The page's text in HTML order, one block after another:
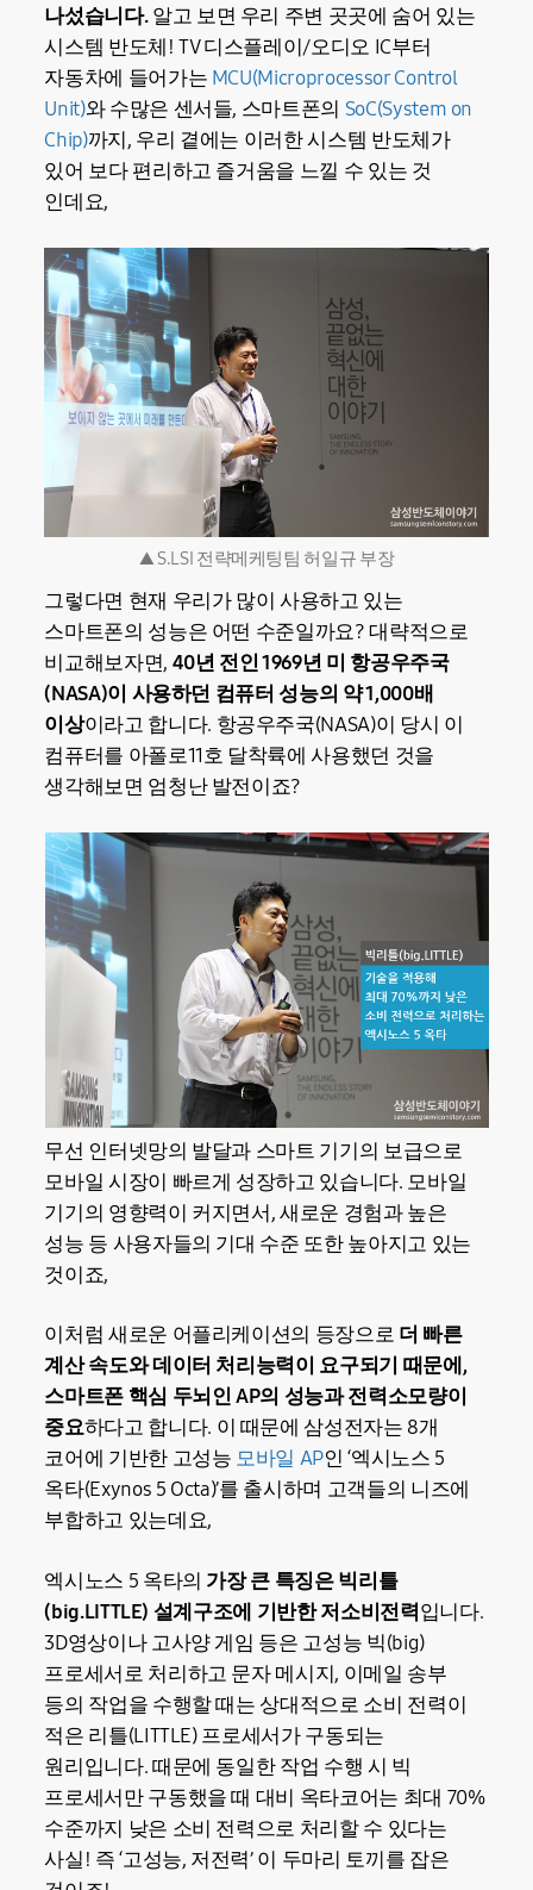
나섰습니다.알고 보면 우리 주변 곳곳에 숨어 있는
시스템 반도체! TV 디스플레이/오디오 IC부터
자동차에 들어가는 MCU(Microprocessor Control
Unit)와 수많은 센서들, 스마트폰의 SoC(System on
Chip)까지, 우리 곁에는 이러한 시스템 반도체가
있어 보다 편리하고 즐거움을 느낄 수 있는 것
인데요,
▲ S.LSI 전략메케팅팀 허일규 부장
그렇다면 현재 우리가 많이 사용하고 있는
스마트폰의 성능은 어떤 수준일까요? 대략적으로
비교해보자면, 40년 전인 1969년 미 항공우주국
(NASA)이 사용하던 컴퓨터 성능의 약 1,000배
이상이라고 합니다. 항공우주국(NASA)이 당시 이
컴퓨터를 아폴로11호 달착륙에 사용했던 것을
생각해보면 엄청난 발전이죠?
무선 인터넷망의 발달과 스마트 기기의 보급으로
모바일 시장이 빠르게 성장하고 있습니다. 모바일
기기의 영향력이 커지면서, 새로운 경험과 높은
성능 등 사용자들의 기대 수준 또한 높아지고 있는
것이죠,
이처럼 새로운 어플리케이션의 등장으로 더 빠른
계산 속도와 데이터 처리능력이 요구되기 때문에,
스마트폰 핵심 두뇌인 AP의 성능과 전력소모량이
중요하다고 합니다. 이 때문에 삼성전자는 8개
코어에 기반한 고성능 모바일 AP인 ‘엑시노스 5
옥타(Exynos 5 Octa)’를 출시하며 고객들의 니즈에
부합하고 있는데요,
엑시노스 5 옥타의 가장 큰 특징은 빅리틀
(big.LITTLE) 설계구조에 기반한 저소비전력입니다.
3D영상이나 고사양 게임 등은 고성능 빅(big)
프로세서로 처리하고 문자 메시지, 이메일 송부
등의 작업을 수행할 때는 상대적으로 소비 전력이
적은 리틀(LITTLE) 프로세서가 구동되는
원리입니다. 때문에 동일한 작업 수행 시 빅
프로세서만 구동했을 때 대비 옥타코어는 최대 70%
수준까지 낮은 소비 전력으로 처리할 수 있다는
사실! 즉 ‘고성능, 저전력’ 이 두마리 토끼를 잡은